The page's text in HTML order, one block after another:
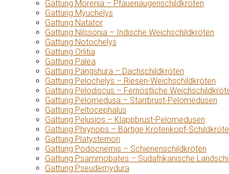
Gattung Morenia – Pfauenaugenschildkröten
Gattung Myuchelys
Gattung Natator
Gattung Nilssonia – Indische Weichschildkröten
Gattung Notochelys
Gattung Orlitia
Gattung Palea
Gattung Pangshura – Dachschildkröten
Gattung Pelochelys – Riesen-Weichschildkröten
Gattung Pelodiscus – Fernöstliche
Gattung Pelomedusa – Starrbrust-Pelomedusen
Gattung Peltocephalus
Gattung Pelusios – Klappbrust-Pelomedusen
Gattung Phrynops – Bärtige Krötenkopf-
Gattung Platysternon
Gattung Podocnemis – Schienenschildkröten
Gattung Psammobates – Südafrikanische
Gattung Pseudemydura